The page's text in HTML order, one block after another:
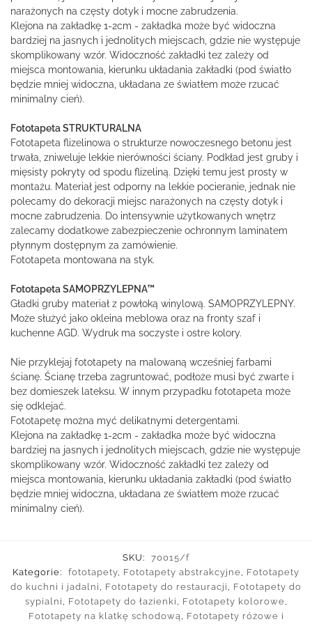
narażonych na częsty dotyk i mocne zabrudzenia.
Klejona na zakładkę 1-2cm - zakładka może być widoczna
bardziej na jasnych i jednolitych miejscach, gdzie nie występuje
skomplikowany wzór. Widoczność zakładki tez zależy od
miejsca montowania, kierunku układania zakładki (pod światło
będzie mniej widoczna, układana ze światłem może rzucać
minimalny cień).
Fototapeta STRUKTURALNA
Fototapeta flizelinowa o strukturze nowoczesnego betonu jest
trwała, zniweluje lekkie nierówności ściany. Podkład jest gruby i
mięsisty pokryty od spodu flizeliną. Dzięki temu jest prosty w
montażu. Materiał jest odporny na lekkie pocieranie, jednak nie
polecamy do dekoracji miejsc narażonych na częsty dotyk i
mocne zabrudzenia. Do intensywnie użytkowanych wnętrz
zalecamy dodatkowe zabezpieczenie ochronnym laminatem
płynnym dostępnym za zamówienie.
Fototapeta montowana na styk.
Fototapeta SAMOPRZYLEPNA™
Gładki gruby materiał z powłoką winylową. SAMOPRZYLEPNY.
Może służyć jako okleina meblowa oraz na fronty szaf i
kuchenne AGD. Wydruk ma soczyste i ostre kolory.
Nie przyklejaj fototapety na malowaną wcześniej farbami
ścianę. Ścianę trzeba zagruntować, podłoże musi być zwarte i
bez domieszek lateksu. W innym przypadku fototapeta może
się odklejać.
Fototapetę można myć delikatnymi detergentami.
Klejona na zakładkę 1-2cm - zakładka może być widoczna
bardziej na jasnych i jednolitych miejscach, gdzie nie występuje
skomplikowany wzór. Widoczność zakładki tez zależy od
miejsca montowania, kierunku układania zakładki (pod światło
będzie mniej widoczna, układana ze światłem może rzucać
minimalny cień).
SKU:
70015/f
Kategorie:
fototapety, Fototapety abstrakcyjne, Fototapety
do kuchni i jadalni , Fototapety do restauracji , Fototapety do
sypialni , Fototapety do łazienki , Fototapety kolorowe,
Fototapety na klatkę schodową, Fototapety różowe i